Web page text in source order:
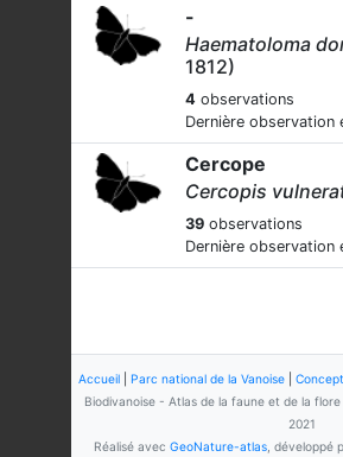
-
Haematoloma
1812)
4 observations
Dernière observation
Cercope
Cercopis
39 observations
Dernière observation
Accueil Parc national de la Vanoise
Biodivanoise - Atlas de la faune et de la
2021
Réalisé avec GeoNature-atlas, développé